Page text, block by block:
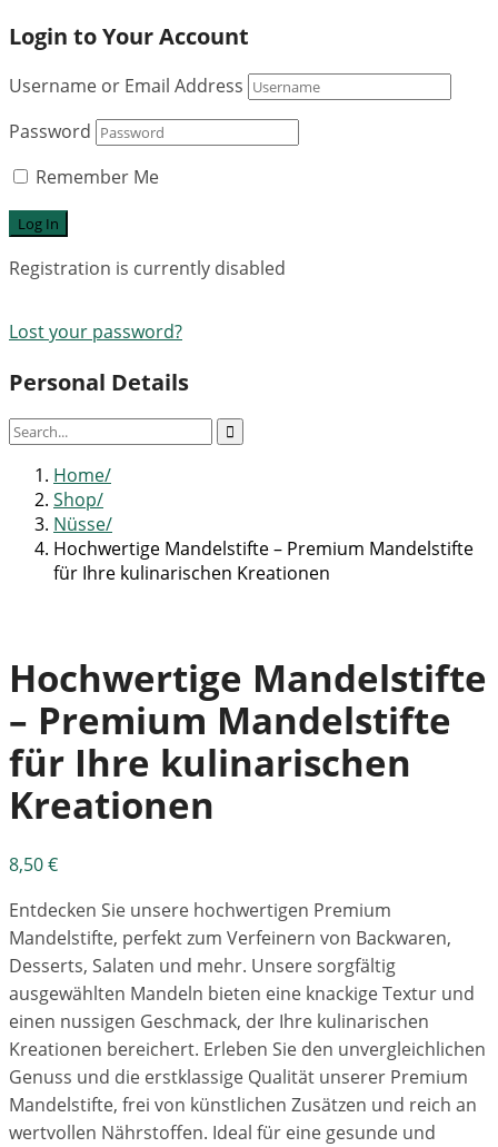
Login to Your Account
Username or Email Address
Password
Remember Me
Registration is currently disabled
Lost your password?
Personal Details
Home
Shop
Nüsse
Hochwertige Mandelstifte – Premium Mandelstifte
für Ihre kulinarischen Kreationen
Hochwertige Mandelstifte
– Premium Mandelstifte
für Ihre kulinarischen
Kreationen
8,50€
Entdecken Sie unsere hochwertigen Premium
Mandelstifte, perfekt zum Verfeinern von Backwaren,
Desserts, Salaten und mehr. Unsere sorgfältig
ausgewählten Mandeln bieten eine knackige Textur und
einen nussigen Geschmack, der Ihre kulinarischen
Kreationen bereichert. Erleben Sie den unvergleichlichen
Genuss und die erstklassige Qualität unserer Premium
Mandelstifte, frei von künstlichen Zusätzen und reich an
wertvollen Nährstoffen. Ideal für eine gesunde und